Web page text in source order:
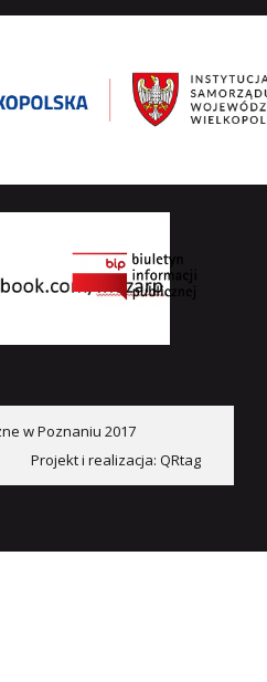
w Poznaniu 2017
Projekt i realizacja: QRtag